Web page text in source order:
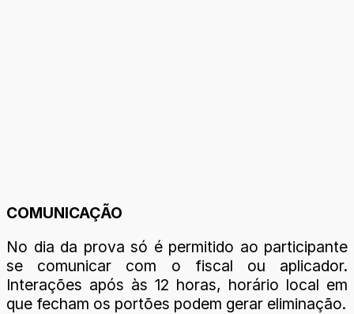
COMUNICAÇÃO
No dia da prova só é permitido ao participante
se comunicar com o fiscal ou aplicador.
Interações após às 12 horas, horário local em
que fecham os portões podem gerar eliminação.